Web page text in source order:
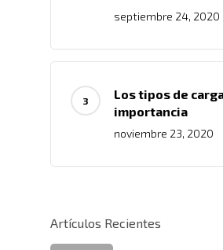
septiembre 24, 2020
Los tipos de
importancia
noviembre 23, 2020
Artículos Recientes